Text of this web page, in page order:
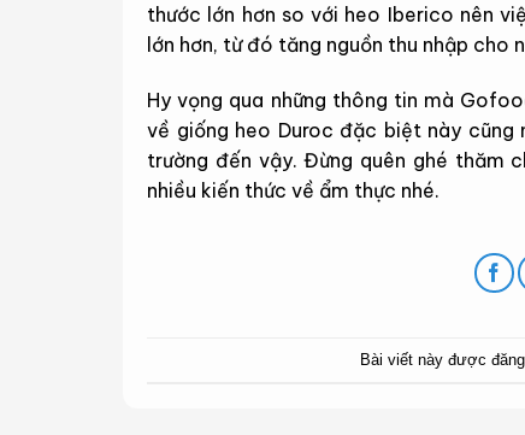
thước lớn hơn so với heo Iberico nên
lớn hơn, từ đó tăng nguồn thu nhập cho
Hy vọng qua những thông tin mà
về giống heo Duroc đặc biệt này cũng
trường đến vậy. Đừng quên ghé thăm
nhiều kiến thức về ẩm thực nhé.
Bài viết này được